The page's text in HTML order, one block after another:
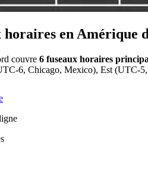
horaires en Amérique
couvre 6 fuseaux horaires
6, Chicago, Mexico), Est (UTC-